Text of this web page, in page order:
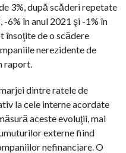
3%, după scăderi repetate
6% în anul 2021 şi -1% în
însoţite de o scădere
nerezidente de
raport.
dintre ratele de
la cele interne acordate
aceste evoluţii, mai
externe fiind
nefinanciare. O